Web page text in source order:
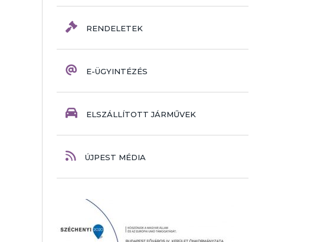
RENDELETEK
E-ÜGYINTÉZÉS
ELSZÁLLÍTOTT JÁRMŰVEK
ÚJPEST MÉDIA